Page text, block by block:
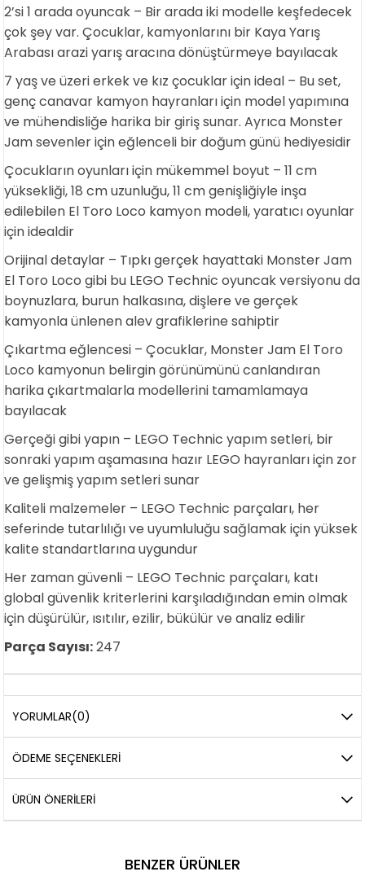
2’si 1 arada oyuncak – Bir arada iki modelle keşfedecek
çok şey var. Çocuklar, kamyonlarını bir Kaya Yarış
Arabası arazi yarış aracına dönüştürmeye bayılacak
7 yaş ve üzeri erkek ve kız çocuklar için ideal – Bu set,
genç canavar kamyon hayranları için model yapımına
ve mühendisliğe harika bir giriş sunar. Ayrıca Monster
Jam sevenler için eğlenceli bir doğum günü hediyesidir
Çocukların oyunları için mükemmel boyut – 11 cm
yüksekliği, 18 cm uzunluğu, 11 cm genişliğiyle inşa
edilebilen El Toro Loco kamyon modeli, yaratıcı oyunlar
için idealdir
Orijinal detaylar – Tıpkı gerçek hayattaki Monster Jam
El Toro Loco gibi bu LEGO Technic oyuncak versiyonu da
boynuzlara, burun halkasına, dişlere ve gerçek
kamyonla ünlenen alev grafiklerine sahiptir
Çıkartma eğlencesi – Çocuklar, Monster Jam El Toro
Loco kamyonun belirgin görünümünü canlandıran
harika çıkartmalarla modellerini tamamlamaya
bayılacak
Gerçeği gibi yapın – LEGO Technic yapım setleri, bir
sonraki yapım aşamasına hazır LEGO hayranları için zor
ve gelişmiş yapım setleri sunar
Kaliteli malzemeler – LEGO Technic parçaları, her
seferinde tutarlılığı ve uyumluluğu sağlamak için yüksek
kalite standartlarına uygundur
Her zaman güvenli – LEGO Technic parçaları, katı
global güvenlik kriterlerini karşıladığından emin olmak
için düşürülür, ısıtılır, ezilir, bükülür ve analiz edilir
Parça Sayısı:247
YORUMLAR(0)
ÖDEME SEÇENEKLERI
ÜRÜN ÖNERILERI
BENZER ÜRÜNLER